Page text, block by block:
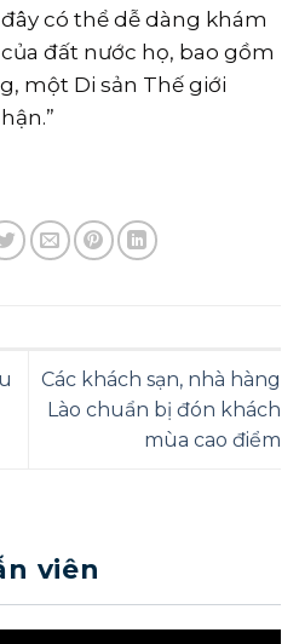
có thể dễ dàng khám
đất nước họ, bao gồm
một Di sản Thế giới
Các khách sạn, nhà hàng
Lào chuẩn bị đón khách
mùa cao điểm
viên